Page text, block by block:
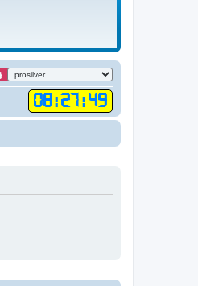
08:27:49